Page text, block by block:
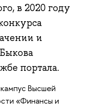
в 2020 году
и
портала.
Высшей
«Финансы и